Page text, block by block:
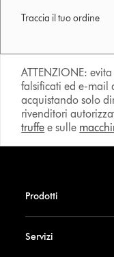
Traccia il tuo ordine
ATTENZIONE:
falsificati ed e-mail
acquistando solo
rivenditori
truffe e sulle
Prodotti
Servizi